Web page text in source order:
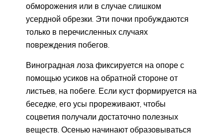
обморожения или в случае слишком
усердной обрезки. Эти почки пробуждаются
только в перечисленных случаях
повреждения побегов.
Виноградная лоза фиксируется на опоре с
помощью усиков на обратной стороне от
листьев, на побеге. Если куст формируется на
беседке, его усы прореживают, чтобы
соцветия получали достаточно полезных
веществ. Осенью начинают образовываться